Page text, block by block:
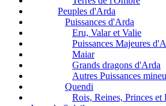
Peuples d'Arda
Puissances d'Arda
Eru, Valar et Valie
Puissances Majeures
Maiar
Grands dragons d'Arda
Autres Puissances
Quendi
Rois, Reines, Princes et